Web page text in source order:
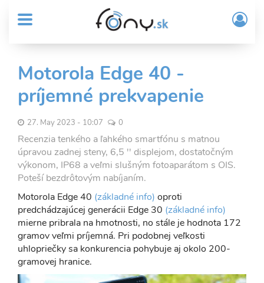
obsah
MENU
Sub
Header
menu
User
account
menu
/
Motorola Edge 40 -
príjemné prekvapenie
27. May 2023 - 10:07 0
Recenzia tenkého a ľahkého smartfónu s matnou
úpravou zadnej steny, 6,5 '' displejom, dostatočným
výkonom, IP68 a veľmi slušným fotoaparátom s OIS.
Poteší bezdrôtovým nabíjaním.
Motorola Edge 40 (základné info) oproti
predchádzajúcej generácii Edge 30 (základné info)
mierne pribrala na hmotnosti, no stále je hodnota 172
gramov veľmi príjemná. Pri podobnej veľkosti
uhlopriečky sa konkurencia pohybuje aj okolo 200-
gramovej hranice.